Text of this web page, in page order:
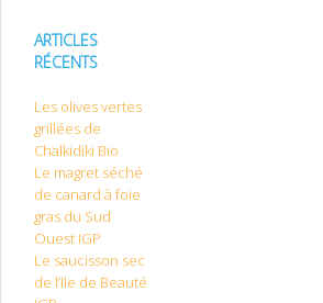
ARTICLES
RÉCENTS
Les olives vertes
grillées de
Chalkidiki Bio
Le magret séché
de canard à foie
gras du Sud
Ouest IGP
Le saucisson sec
de l’Ile de Beauté